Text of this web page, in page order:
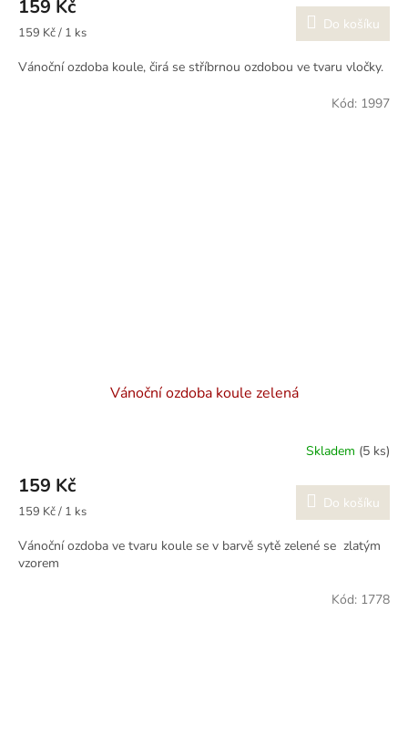
159 Kč
Měrná
159 Kč / 1 ks Do košíku
Vánoční ozdoba koule, čirá se stříbrnou ozdobou ve tvaru vločky.
Vánoční ozdoba koule zelená
Skladem (5 ks)
159 Kč
Měrná
159 Kč / 1 ks Do košíku
Vánoční ozdoba ve tvaru koule se v barvě sytě zelené se zlatým
vzorem
Kód: 1997
Kód: 1778